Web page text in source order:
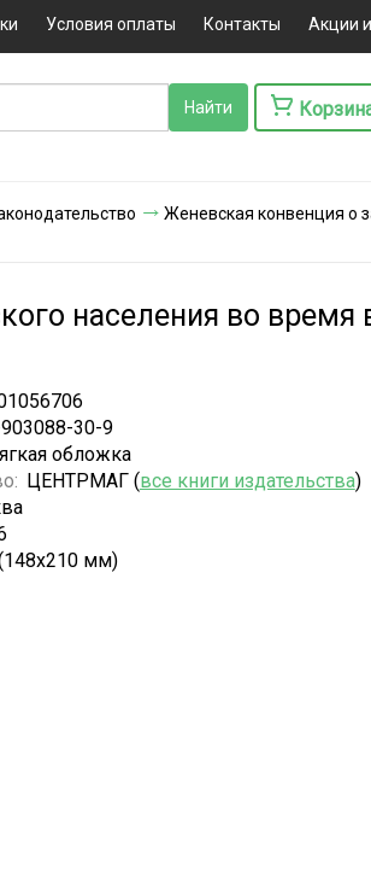
Условия оплаты Контакты Акции
Женевская конвенция о
населения во время
30-9
обложка
ЦЕНТРМАГ (все книги издательства)
мм)